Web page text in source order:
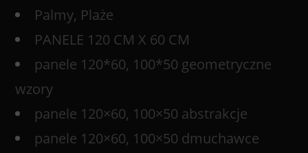
Palmy, Plaże
PANELE 120 CM X 60 CM
panele 120*60, 100*50 geometryczne
wzory
panele 120×60, 100×50 abstrakcje
panele 120×60, 100×50 dmuchawce